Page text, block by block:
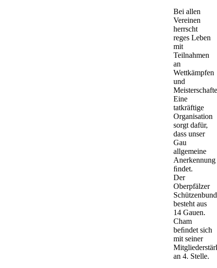
Bei allen
Vereinen
herrscht
reges Leben
mit
Teilnahmen
an
Wettkämpfen
und
Eine
tatkräftige
Organisation
sorgt dafür,
dass unser
Gau
allgemeine
Anerkennung
ﬁndet.
Der
Oberpfälzer
Schützenbund
besteht aus
14 Gauen.
Cham
beﬁndet sich
mit seiner
an 4. Stelle.